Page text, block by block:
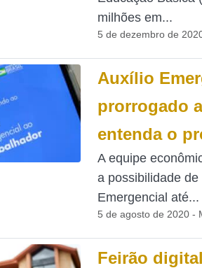
milhões em...
5 de dezembro de
Auxílio
prorrogado
entenda o
A equipe
a possibilidade
Emergencial até...
5 de agosto de 2020 -
Feirão